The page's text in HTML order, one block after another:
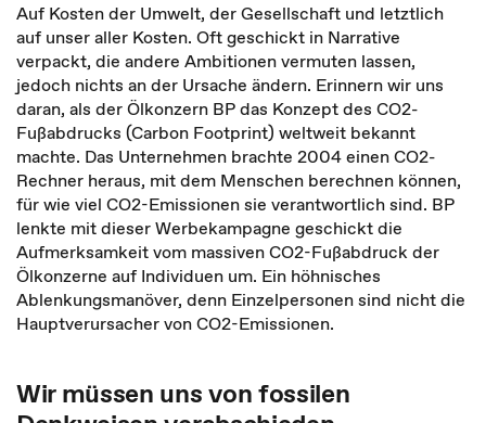
Auf Kosten der Umwelt, der Gesellschaft und letztlich
auf unser aller Kosten. Oft geschickt in Narrative
verpackt, die andere Ambitionen vermuten lassen,
jedoch nichts an der Ursache ändern. Erinnern wir uns
daran, als der Ölkonzern BP das Konzept des CO2-
Fußabdrucks (Carbon Footprint) weltweit bekannt
machte. Das Unternehmen brachte 2004 einen CO2-
Rechner heraus, mit dem Menschen berechnen können,
für wie viel CO2-Emissionen sie verantwortlich sind. BP
lenkte mit dieser Werbekampagne geschickt die
Aufmerksamkeit vom massiven CO2-Fußabdruck der
Ölkonzerne auf Individuen um. Ein höhnisches
Ablenkungsmanöver, denn Einzelpersonen sind nicht die
Hauptverursacher von CO2-Emissionen.
Wir müssen uns von fossilen